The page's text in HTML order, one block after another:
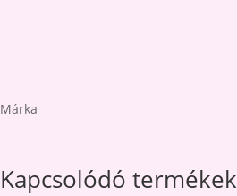
Márka
Kapcsolódó termékek